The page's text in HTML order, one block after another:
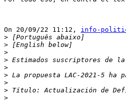
On 20/09/22 11:12, info-
>
>
>
>
>
>
>
>
>